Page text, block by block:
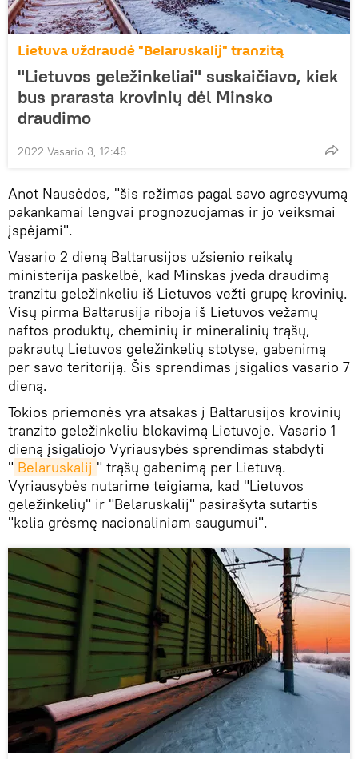
Lietuva uždraudė "Belaruskalij" tranzitą
"Lietuvos geležinkeliai" suskaičiavo, kiek
bus prarasta krovinių dėl Minsko
draudimo
2022 Vasario 3, 12:46
Anot Nausėdos, "šis režimas pagal savo agresyvumą
pakankamai lengvai prognozuojamas ir jo veiksmai
įspėjami".
Vasario 2 dieną Baltarusijos užsienio reikalų
ministerija paskelbė, kad Minskas įveda draudimą
tranzitu geležinkeliu iš Lietuvos vežti grupę krovinių.
Visų pirma Baltarusija riboja iš Lietuvos vežamų
naftos produktų, cheminių ir mineralinių trąšų,
pakrautų Lietuvos geležinkelių stotyse, gabenimą
per savo teritoriją. Šis sprendimas įsigalios vasario 7
dieną.
Tokios priemonės yra atsakas į Baltarusijos krovinių
tranzito geležinkeliu blokavimą Lietuvoje. Vasario 1
dieną įsigaliojo Vyriausybės sprendimas stabdyti
" Belaruskalij " trąšų gabenimą per Lietuvą.
Vyriausybės nutarime teigiama, kad "Lietuvos
geležinkelių" ir "Belaruskalij" pasirašyta sutartis
"kelia grėsmę nacionaliniam saugumui".